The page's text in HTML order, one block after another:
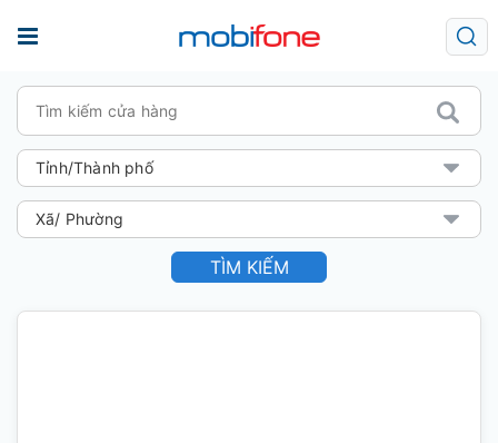
TÌM KIẾM